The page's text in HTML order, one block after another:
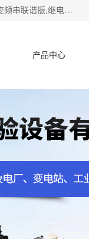
武汉鄂电电力试验设备有限公司专门从事电力电气设备和仪器仪表的设计与制造,主要研发生产工频串联谐振,变频串联谐振,继电保护测试仪,电缆故障测试仪,直流电阻测试仪,接地电阻测试仪等一百多种高品质产品.坚持奉行"质量一,客户至上"的服务宗旨。
产品中心